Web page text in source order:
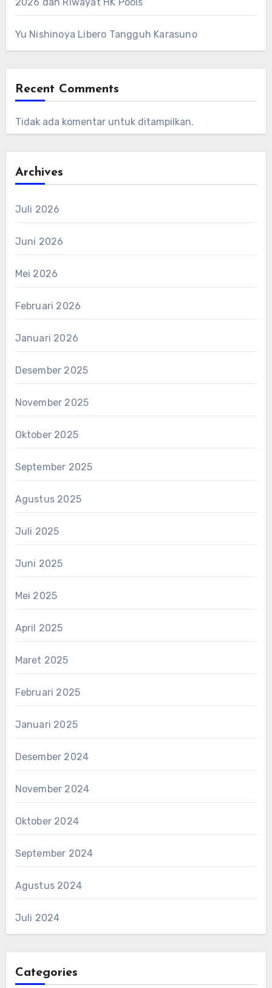
Yu Nishinoya Libero Tangguh Karasuno
Recent Comments
Tidak ada komentar untuk ditampilkan.
Archives
Juli 2026
Juni 2026
Mei 2026
Februari 2026
Januari 2026
Desember 2025
November 2025
Oktober 2025
September 2025
Agustus 2025
Juli 2025
Juni 2025
Mei 2025
April 2025
Maret 2025
Februari 2025
Januari 2025
Desember 2024
November 2024
Oktober 2024
September 2024
Agustus 2024
Juli 2024
Categories